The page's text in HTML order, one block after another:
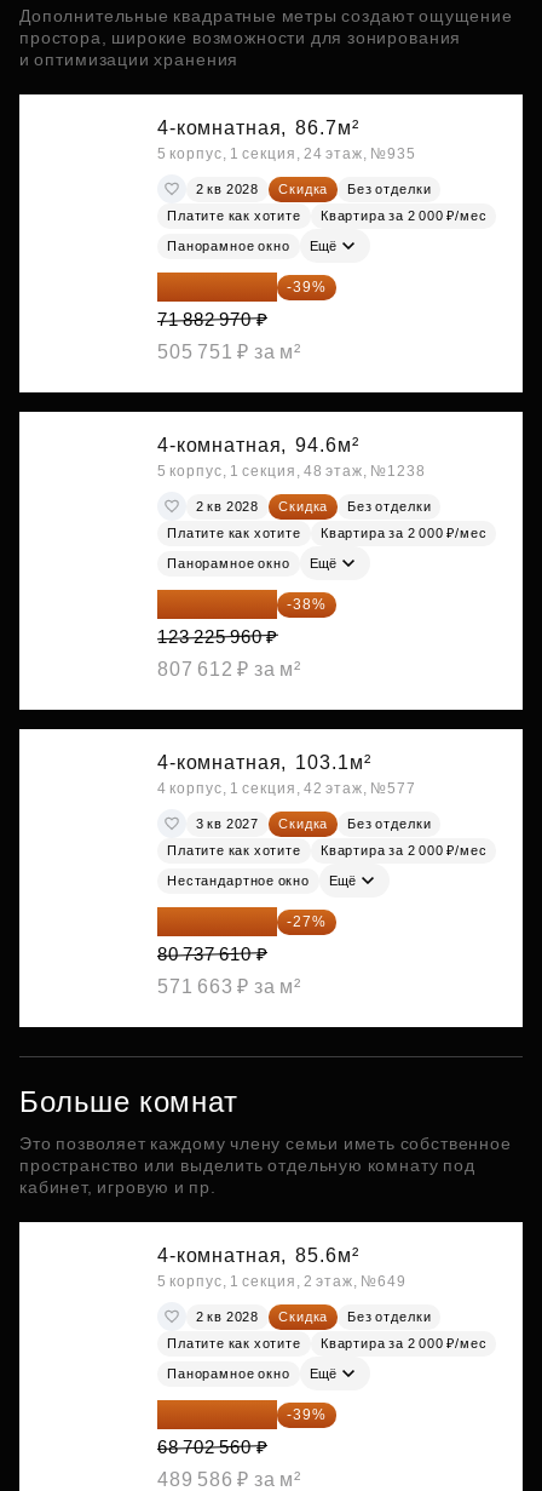
Дополнительные квадратные метры создают ощущение
простора, широкие возможности для зонирования
и оптимизации хранения
4-комнатная, 86.7м²
5 корпус, 1 секция, 24 этаж, №935
2 кв 2028 Скидка
Без отделки
Платите как хотите
Квартира за 2 000 ₽/мес
Панорамное окно Ещё
43 848 612 ₽ -39%
71 882 970 ₽
505 751 ₽ за м²
4-комнатная, 94.6м²
5 корпус, 1 секция, 48 этаж, №1238
2 кв 2028 Скидка
Без отделки
Платите как хотите
Квартира за 2 000 ₽/мес
Панорамное окно Ещё
76 400 095 ₽ -38%
123 225 960 ₽
807 612 ₽ за м²
4-комнатная, 103.1м²
4 корпус, 1 секция, 42 этаж, №577
3 кв 2027 Скидка
Без отделки
Платите как хотите
Квартира за 2 000 ₽/мес
Нестандартное окно Ещё
58 938 455 ₽ -27%
80 737 610 ₽
571 663 ₽ за м²
Больше комнат
Это позволяет каждому члену семьи иметь собственное
пространство или выделить отдельную комнату под
кабинет, игровую и пр.
4-комнатная, 85.6м²
5 корпус, 1 секция, 2 этаж, №649
2 кв 2028 Скидка
Без отделки
Платите как хотите
Квартира за 2 000 ₽/мес
Панорамное окно Ещё
41 908 562 ₽ -39%
68 702 560 ₽
489 586 ₽ за м²